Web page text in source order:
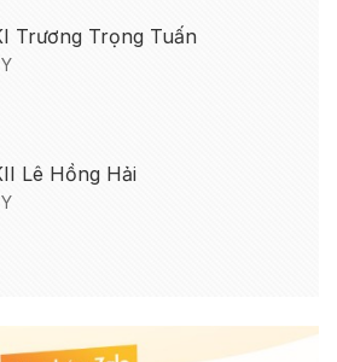
Trương Trọng Tuấn
Lê Hồng Hải